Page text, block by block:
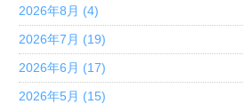
2026年8月 (4)
2026年7月 (19)
2026年6月 (17)
2026年5月 (15)